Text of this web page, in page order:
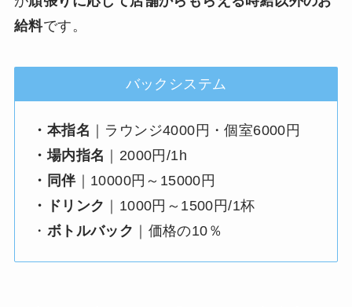
給料です。
バックシステム
・本指名 ｜ラウンジ4000円・個室6000円
・場内指名
｜2000円/1h
・同伴｜10000円～15000円
・ドリンク
｜1000円～1500円/1杯
・ ボトルバック ｜価格の10％